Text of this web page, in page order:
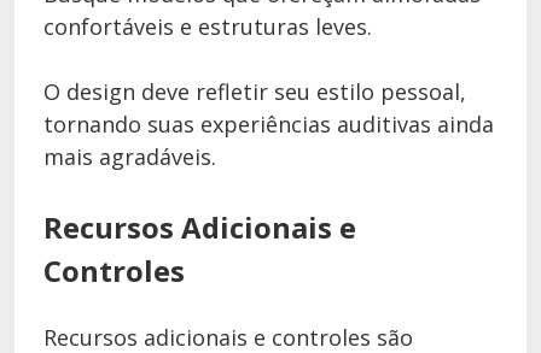
confortáveis e estruturas leves.
O design deve refletir seu estilo pessoal,
tornando suas experiências auditivas ainda
mais agradáveis.
Recursos Adicionais e
Controles
Recursos adicionais e controles são